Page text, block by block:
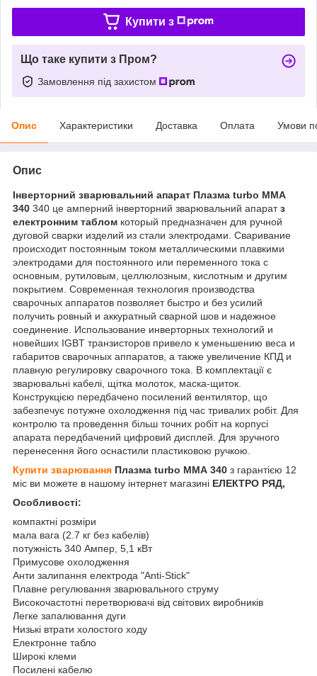
Купити з
Що таке купити з Пром?
Замовлення під захистом
Опис Характеристики Доставка Оплата Умови
Опис
Інверторний зварювальний апарат Плазма turbo ММА
340 340 це амперний інверторний зварювальний апаратз
електронним таблом который предназначен для ручной
дуговой сварки изделий из стали электродами. Сваривание
происходит постоянным током металлическими плавкими
электродами для постоянного или переменного тока с
основным, рутиловым, целлюлозным, кислотным и другим
покрытием. Современная технология производства
сварочных аппаратов позволяет быстро и без усилий
получить ровный и аккуратный сварной шов и надежное
соединение. Использование инверторных технологий и
новейших IGBT транзисторов привело к уменьшению веса и
габаритов сварочных аппаратов, а также увеличение КПД и
плавную регулировку сварочного тока. В комплектації є
зварювальні кабелі, щітка молоток, маска-щиток.
Конструкцією передбачено посилений вентилятор, що
забезпечує потужне охолодження під час тривалих робіт. Для
контролю та проведення більш точних робіт на корпусі
апарата передбачений цифровий дисплей. Для зручного
перенесення його оснастили пластиковою ручкою.
Купити зварювання Плазма turbo ММА 340 з гарантією 12
міс ви можете в нашому інтернет магазині ЕЛЕКТРО РЯД,
Особливості:
компактні розміри
мала вага (2.7 кг без кабелів)
потужність 340 Ампер, 5,1 кВт
Примусове охолодження
Анти залипання електрода "Anti-Stick"
Плавне регулювання зварювального струму
Високочастотні перетворювачі від світових виробників
Легке запалювання дуги
Низькі втрати холостого ходу
Електронне табло
Широкі клеми
Посилені кабелю